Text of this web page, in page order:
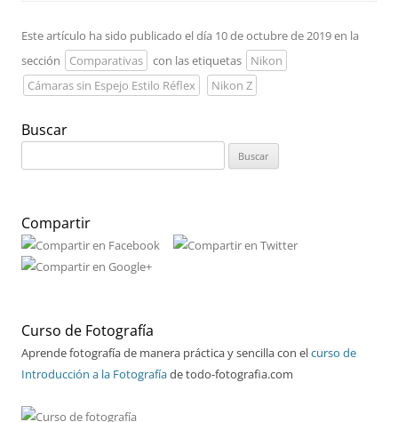
Este artículo ha sido publicado el día 10 de octubre de 2019 en la
sección
Comparativas con las etiquetas
Nikon
Cámaras sin Espejo Estilo Réflex
Nikon Z
Buscar
Compartir
Curso de Fotografía
Aprende fotografía de manera práctica y sencilla con elcurso de
Introducción a la Fotografíade todo-fotografia.com